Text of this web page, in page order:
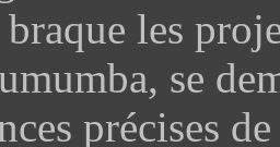
les
se
précises